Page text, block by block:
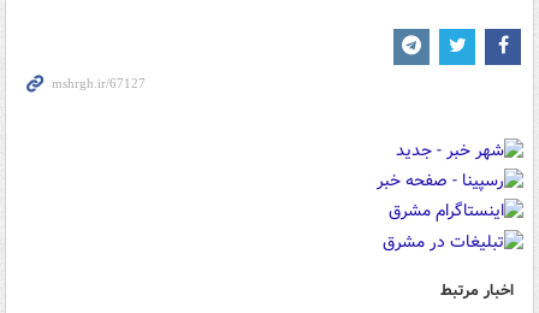
اخبار مرتبط